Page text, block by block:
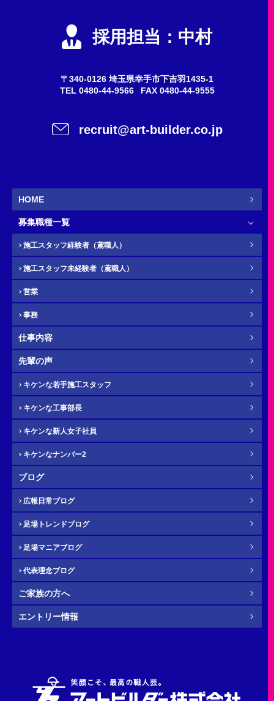
会社説明会
施工スタッフ（鳶職人）
新卒
必須 お名前
ふりがな
必須 電話番号（携帯）
必須 メール
必須 年齢
任意 その他・お問い合わせ内容
採用担当：中村
〒340-0126 埼玉県幸手市下吉羽1435-1
TEL 0480-44-9566 FAX 0480-44-9555
recruit@art-builder.co.jp
HOME
募集職種一覧
施工スタッフ経験者（鳶職人）
施工スタッフ未経験者（鳶職人）
営業
事務
仕事内容
先輩の声
キケンな若手施工スタッフ
キケンな工事部長
キケンな新人女子社員
キケンなナンバー2
ブログ
広報日常ブログ
足場トレンドブログ
足場マニアブログ
代表理念ブログ
ご家族の方へ
エントリー情報